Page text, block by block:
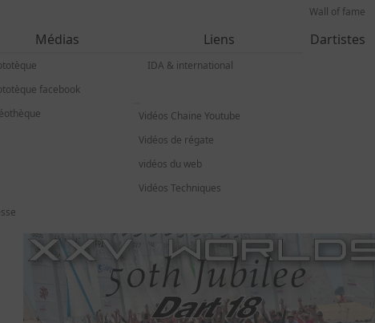
Wall of fame
Médias
facebook
Vidéos Chaine Youtube
Vidéos de régate
vidéos du web
Vidéos Techniques
Liens
IDA & international
Dartistes